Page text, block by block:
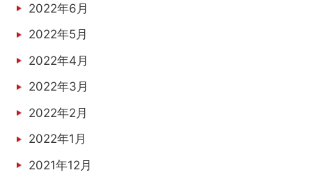
2022年6月
2022年5月
2022年4月
2022年3月
2022年2月
2022年1月
2021年12月